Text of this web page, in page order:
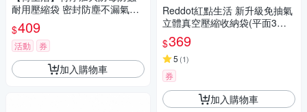
耐用壓縮袋 密封防塵不漏氣真
空壓縮收納袋-中號5入組
$409
活動 券
加入購物車
Reddot紅點生活 新升級免抽氣
立體真空壓縮收納袋(平面3入
組)
$369
5 (1)
券
加入購物車